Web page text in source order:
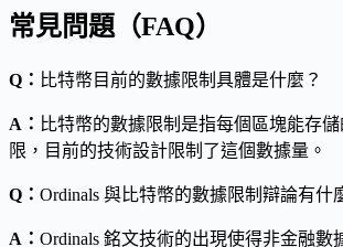
常見問題（FAQ）
Q： 比特幣目前的數據限制具體是什麼？
A： 比特幣的數據限制是指每個區塊能存
限，目前的技術設計限制了這個數據量。
Q： Ordinals 與比特幣的數據限制辯論有什
A： Ordinals 銘文技術的出現使得非金融數